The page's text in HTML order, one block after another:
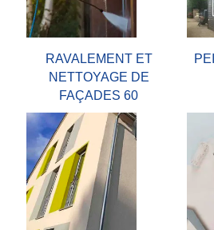
RAVALEMENT ET
NETTOYAGE DE
FAÇADES 60